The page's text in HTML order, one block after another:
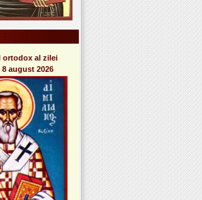
ortodox al zilei
8 august 2026